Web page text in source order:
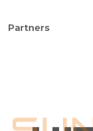
Partners